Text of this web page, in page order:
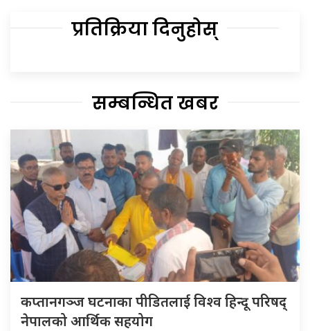
प्रतिक्रिया दिनुहोस्
सम्बन्धित खबर
कप्तानगञ्ज घटनाका पीडितलाई विश्व हिन्दू परिषद्
नेपालको आर्थिक सहयोग